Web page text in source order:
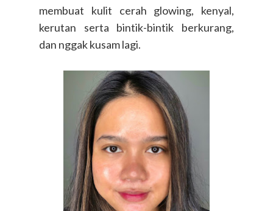
membuat kulit cerah glowing, kenyal,
kerutan serta bintik-bintik berkurang,
dan nggak kusam lagi.